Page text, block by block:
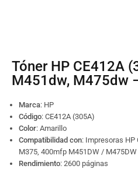
Tóner HP CE412A (305A) Yellow
M451dw, M475dw
Marca: HP
Código: CE412A (305A)
Color: Amarillo
Compatibilidad con: Impresoras
M375, 400mfp M451DW / M475DW
Rendimiento: 2600 páginas